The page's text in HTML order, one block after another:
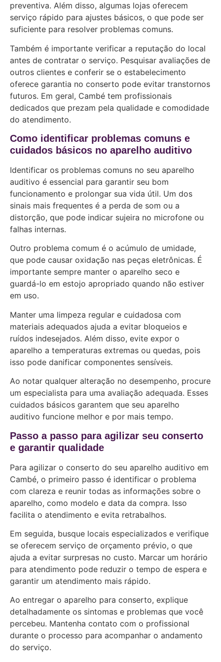
preventiva. Além disso, algumas lojas oferecem
serviço rápido para ajustes básicos, o que pode ser
suficiente para resolver problemas comuns.
Também é importante verificar a reputação do local
antes de contratar o serviço. Pesquisar avaliações de
outros clientes e conferir se o estabelecimento
oferece garantia no conserto pode evitar transtornos
futuros. Em geral, Cambé tem profissionais
dedicados que prezam pela qualidade e comodidade
do atendimento.
Como identificar problemas comuns e
cuidados básicos no aparelho auditivo
Identificar os problemas comuns no seu aparelho
auditivo é essencial para garantir seu bom
funcionamento e prolongar sua vida útil. Um dos
sinais mais frequentes é a perda de som ou a
distorção, que pode indicar sujeira no microfone ou
falhas internas.
Outro problema comum é o acúmulo de umidade,
que pode causar oxidação nas peças eletrônicas. É
importante sempre manter o aparelho seco e
guardá-lo em estojo apropriado quando não estiver
em uso.
Manter uma limpeza regular e cuidadosa com
materiais adequados ajuda a evitar bloqueios e
ruídos indesejados. Além disso, evite expor o
aparelho a temperaturas extremas ou quedas, pois
isso pode danificar componentes sensíveis.
Ao notar qualquer alteração no desempenho, procure
um especialista para uma avaliação adequada. Esses
cuidados básicos garantem que seu aparelho
auditivo funcione melhor e por mais tempo.
Passo a passo para agilizar seu conserto
e garantir qualidade
Para agilizar o conserto do seu aparelho auditivo em
Cambé, o primeiro passo é identificar o problema
com clareza e reunir todas as informações sobre o
aparelho, como modelo e data da compra. Isso
facilita o atendimento e evita retrabalhos.
Em seguida, busque locais especializados e verifique
se oferecem serviço de orçamento prévio, o que
ajuda a evitar surpresas no custo. Marcar um horário
para atendimento pode reduzir o tempo de espera e
garantir um atendimento mais rápido.
Ao entregar o aparelho para conserto, explique
detalhadamente os sintomas e problemas que você
percebeu. Mantenha contato com o profissional
durante o processo para acompanhar o andamento
do serviço.